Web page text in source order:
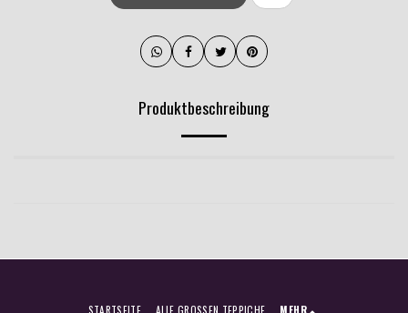
Produktbeschreibung